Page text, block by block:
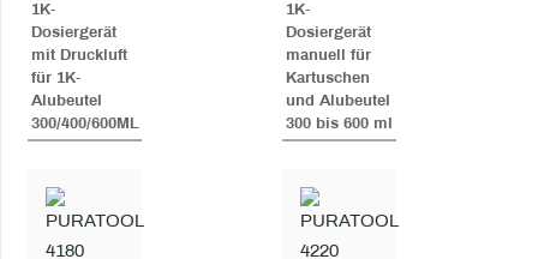
1K-
Dosiergerät
mit Druckluft
für 1K-
Alubeutel
300/400/600ML
1K-
Dosiergerät
manuell für
Kartuschen
und Alubeutel
300 bis 600 ml